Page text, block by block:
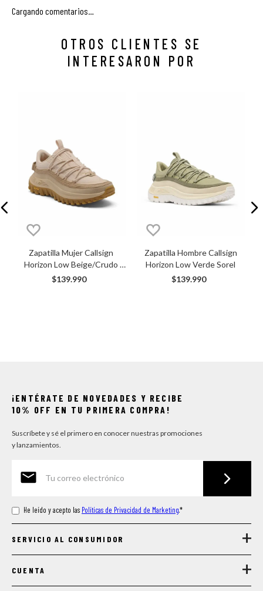
Cargando comentarios…
OTROS CLIENTES SE
INTERESARON POR
Zapatilla Mujer Callsign
Horizon Low Beige/Crudo
Sorel
$139.990
Zapatilla Hombre Callsign
Horizon Low Verde Sorel
$139.990
¡ENTÉRATE DE NOVEDADES Y RECIBE
10% OFF EN TU PRIMERA COMPRA!
Suscríbete y sé el primero en conocer nuestras promociones
y lanzamientos.
He leído y acepto las Políticas de Privacidad de Marketing.*
SERVICIO AL CONSUMIDOR +
CUENTA
+